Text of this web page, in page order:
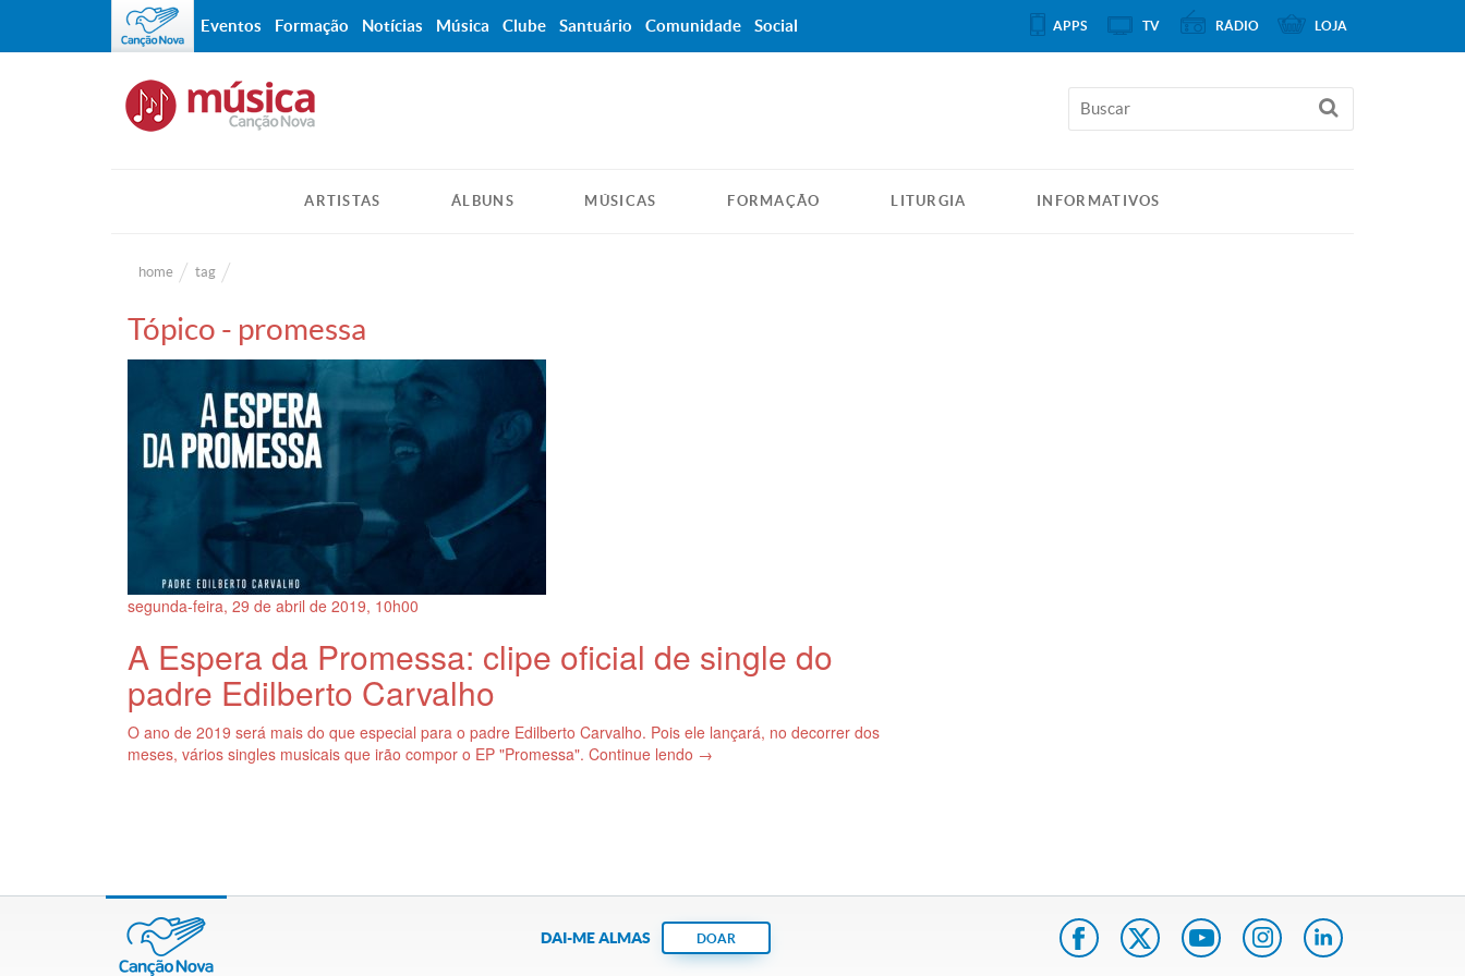
ARTISTAS ÁLBUNS MÚSICAS FORMAÇÃO LITURGIA INFORMATIVOS
home tag
Tópico - promessa
segunda-feira, 29 de abril de 2019, 10h00
A Espera da Promessa: clipe oficial de single do
padre Edilberto Carvalho
O ano de 2019 será mais do que especial para o padre Edilberto Carvalho. Pois ele lançará, no decorrer dos
meses, vários singles musicais que irão compor o EP "Promessa". Continue lendo →
Eventos Formação Notícias Música Clube Santuário Comunidade Social APPS TV RÁDIO LOJA
DAI-ME ALMAS DOAR